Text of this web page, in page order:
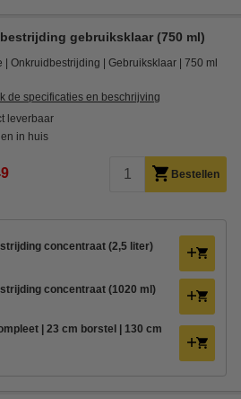
gebruiksklaar (750 ml)
Onkruidbestrijding Gebruiksklaar 750 ml
de specificaties en beschrijving
leverbaar
in huis
Bestellen
concentraat (2,5 liter)
concentraat (1020 ml)
| 23 cm borstel | 130 cm